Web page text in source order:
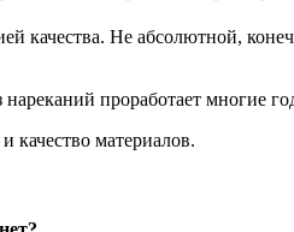
качества. Не абсолютной,
проработает многие
качество материалов.